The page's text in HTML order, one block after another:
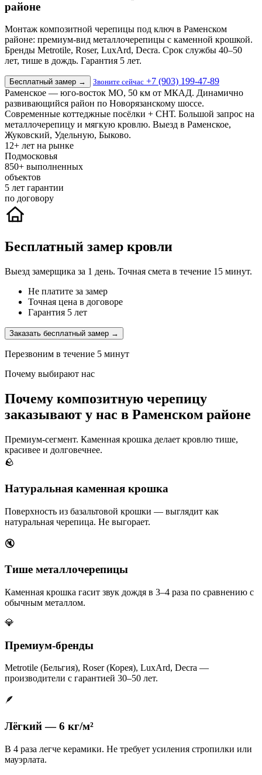
районе
Монтаж композитной черепицы под ключ в Раменском
районе: премиум-вид металлочерепицы с каменной крошкой.
Бренды Metrotile, Roser, LuxArd, Decra. Срок службы 40–50
лет, тише в дождь. Гарантия 5 лет.
Бесплатный замер → Звоните сейчас +7 (903) 199-47-89
Раменское — юго-восток МО, 50 км от МКАД. Динамично
развивающийся район по Новорязанскому шоссе.
Современные коттеджные посёлки + СНТ. Большой запрос на
металлочерепицу и мягкую кровлю. Выезд в Раменское,
Жуковский, Удельную, Быково.
12+ лет на рынке
Подмосковья
850+ выполненных
объектов
5 лет гарантии
по договору
Бесплатный замер кровли
Выезд замерщика за 1 день. Точная смета в течение 15 минут.
Не платите за замер
Точная цена в договоре
Гарантия 5 лет
Заказать бесплатный замер →
Перезвоним в течение 5 минут
Почему выбирают нас
Почему композитную черепицу
заказывают у нас в Раменском районе
Премиум-сегмент. Каменная крошка делает кровлю тише,
красивее и долговечнее.
🪨
Натуральная каменная крошка
Поверхность из базальтовой крошки — выглядит как
натуральная черепица. Не выгорает.
🔇
Тише металлочерепицы
Каменная крошка гасит звук дождя в 3–4 раза по сравнению с
обычным металлом.
💎
Премиум-бренды
Metrotile (Бельгия), Roser (Корея), LuxArd, Decra —
производители с гарантией 30–50 лет.
🪶
Лёгкий — 6 кг/м²
В 4 раза легче керамики. Не требует усиления стропилки или
мауэрлата.